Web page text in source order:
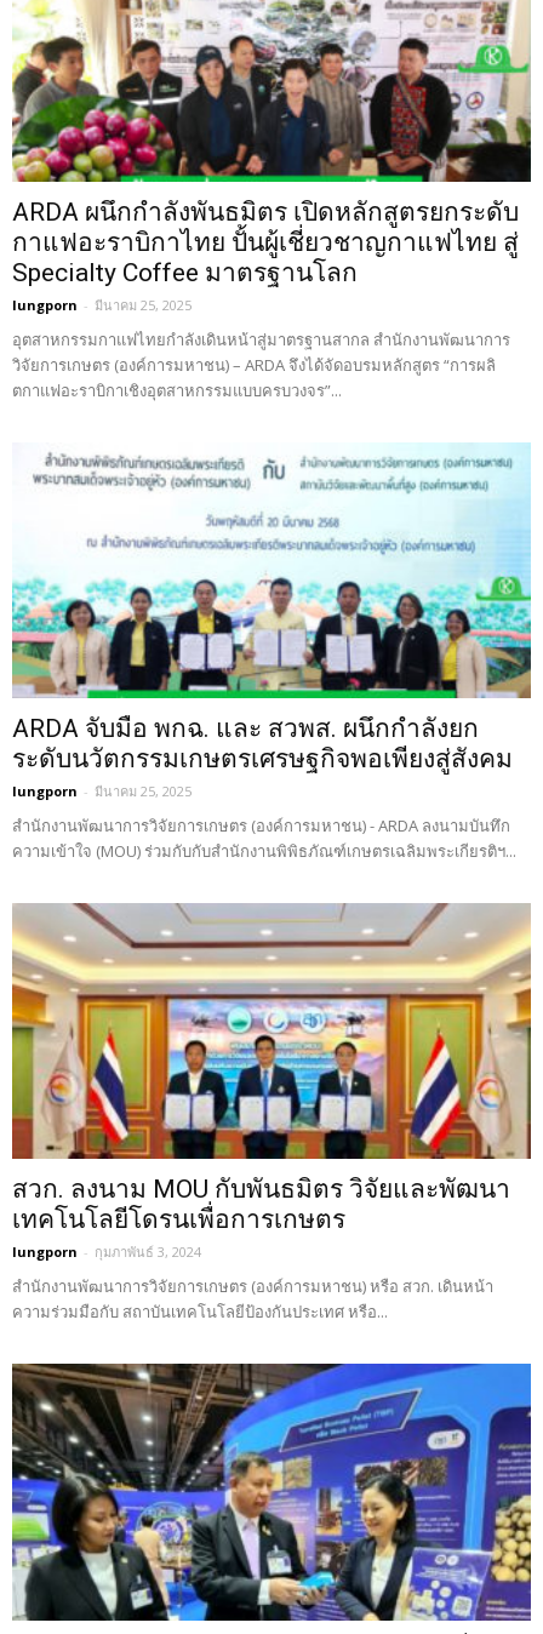
ARDA ผนึกกำลังพันธมิตร เปิดหลักสูตรยกระดับ
กาแฟอะราบิกาไทย ปั้นผู้เชี่ยวชาญกาแฟไทย สู่
Specialty Coffee มาตรฐานโลก
lungporn - มีนาคม 25, 2025
อุตสาหกรรมกาแฟไทยกำลังเดินหน้าสู่มาตรฐานสากล สำนักงานพัฒนาการ
วิจัยการเกษตร (องค์การมหาชน) – ARDA จึงได้จัดอบรมหลักสูตร “การผลิ
ตกาแฟอะราบิกาเชิงอุตสาหกรรมแบบครบวงจร”...
ARDA จับมือ พกฉ. และ สวพส. ผนึกกำลังยก
ระดับนวัตกรรมเกษตรเศรษฐกิจพอเพียงสู่สังคม
lungporn - มีนาคม 25, 2025
สำนักงานพัฒนาการวิจัยการเกษตร (องค์การมหาชน) - ARDA ลงนามบันทึก
ความเข้าใจ (MOU) ร่วมกับกับสำนักงานพิพิธภัณฑ์เกษตรเฉลิมพระเกียรติฯ...
สวก. ลงนาม MOU กับพันธมิตร วิจัยและพัฒนา
เทคโนโลยีโดรนเพื่อการเกษตร
lungporn - กุมภาพันธ์ 3, 2024
สำนักงานพัฒนาการวิจัยการเกษตร (องค์การมหาชน) หรือ สวก. เดินหน้า
ความร่วมมือกับ สถาบันเทคโนโลยีป้องกันประเทศ หรือ...